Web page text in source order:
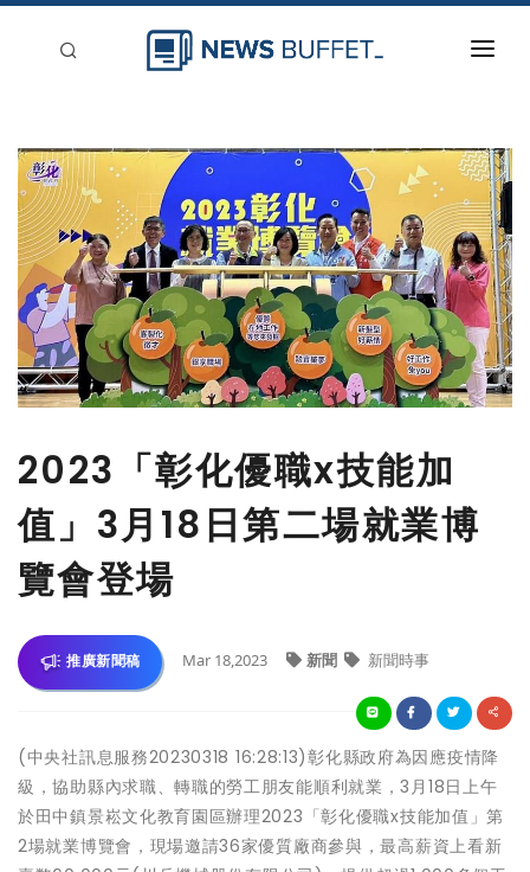
新聞稿分類
登入
刊登
2023「彰化優職x技能加
值」3月18日第二場就業博
覽會登場
推廣新聞稿 Mar 18,2023 新聞 新聞時事
(中央社訊息服務20230318 16:28:13)彰化縣政府為因應疫情降
級，協助縣內求職、轉職的勞工朋友能順利就業，3月18日上午
於田中鎮景崧文化教育園區辦理2023「彰化優職x技能加值」第
2場就業博覽會，現場邀請36家優質廠商參與，最高薪資上看新